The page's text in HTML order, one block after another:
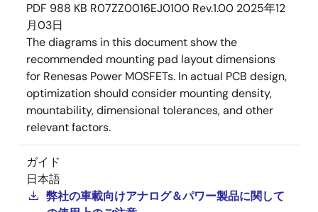
PDF 988 KB R07ZZ0016EJ0100 Rev.1.00 2025年12
月03日
The diagrams in this document show the
recommended mounting pad layout dimensions
for Renesas Power MOSFETs. In actual PCB design,
optimization should consider mounting density,
mountability, dimensional tolerances, and other
relevant factors.
ガイド
日本語
弊社の車載向けアナログ＆パワー製品に関して